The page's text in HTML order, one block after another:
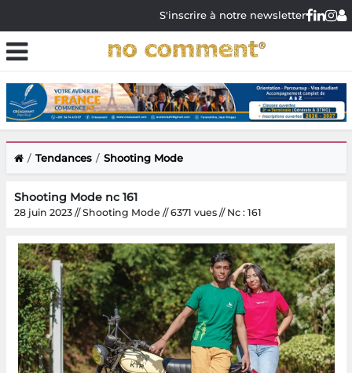
S'inscrire à notre newsletter
Tendances Shooting Mode
Shooting Mode nc 161
28 juin 2023 // Shooting Mode // 6371 vues // Nc : 161